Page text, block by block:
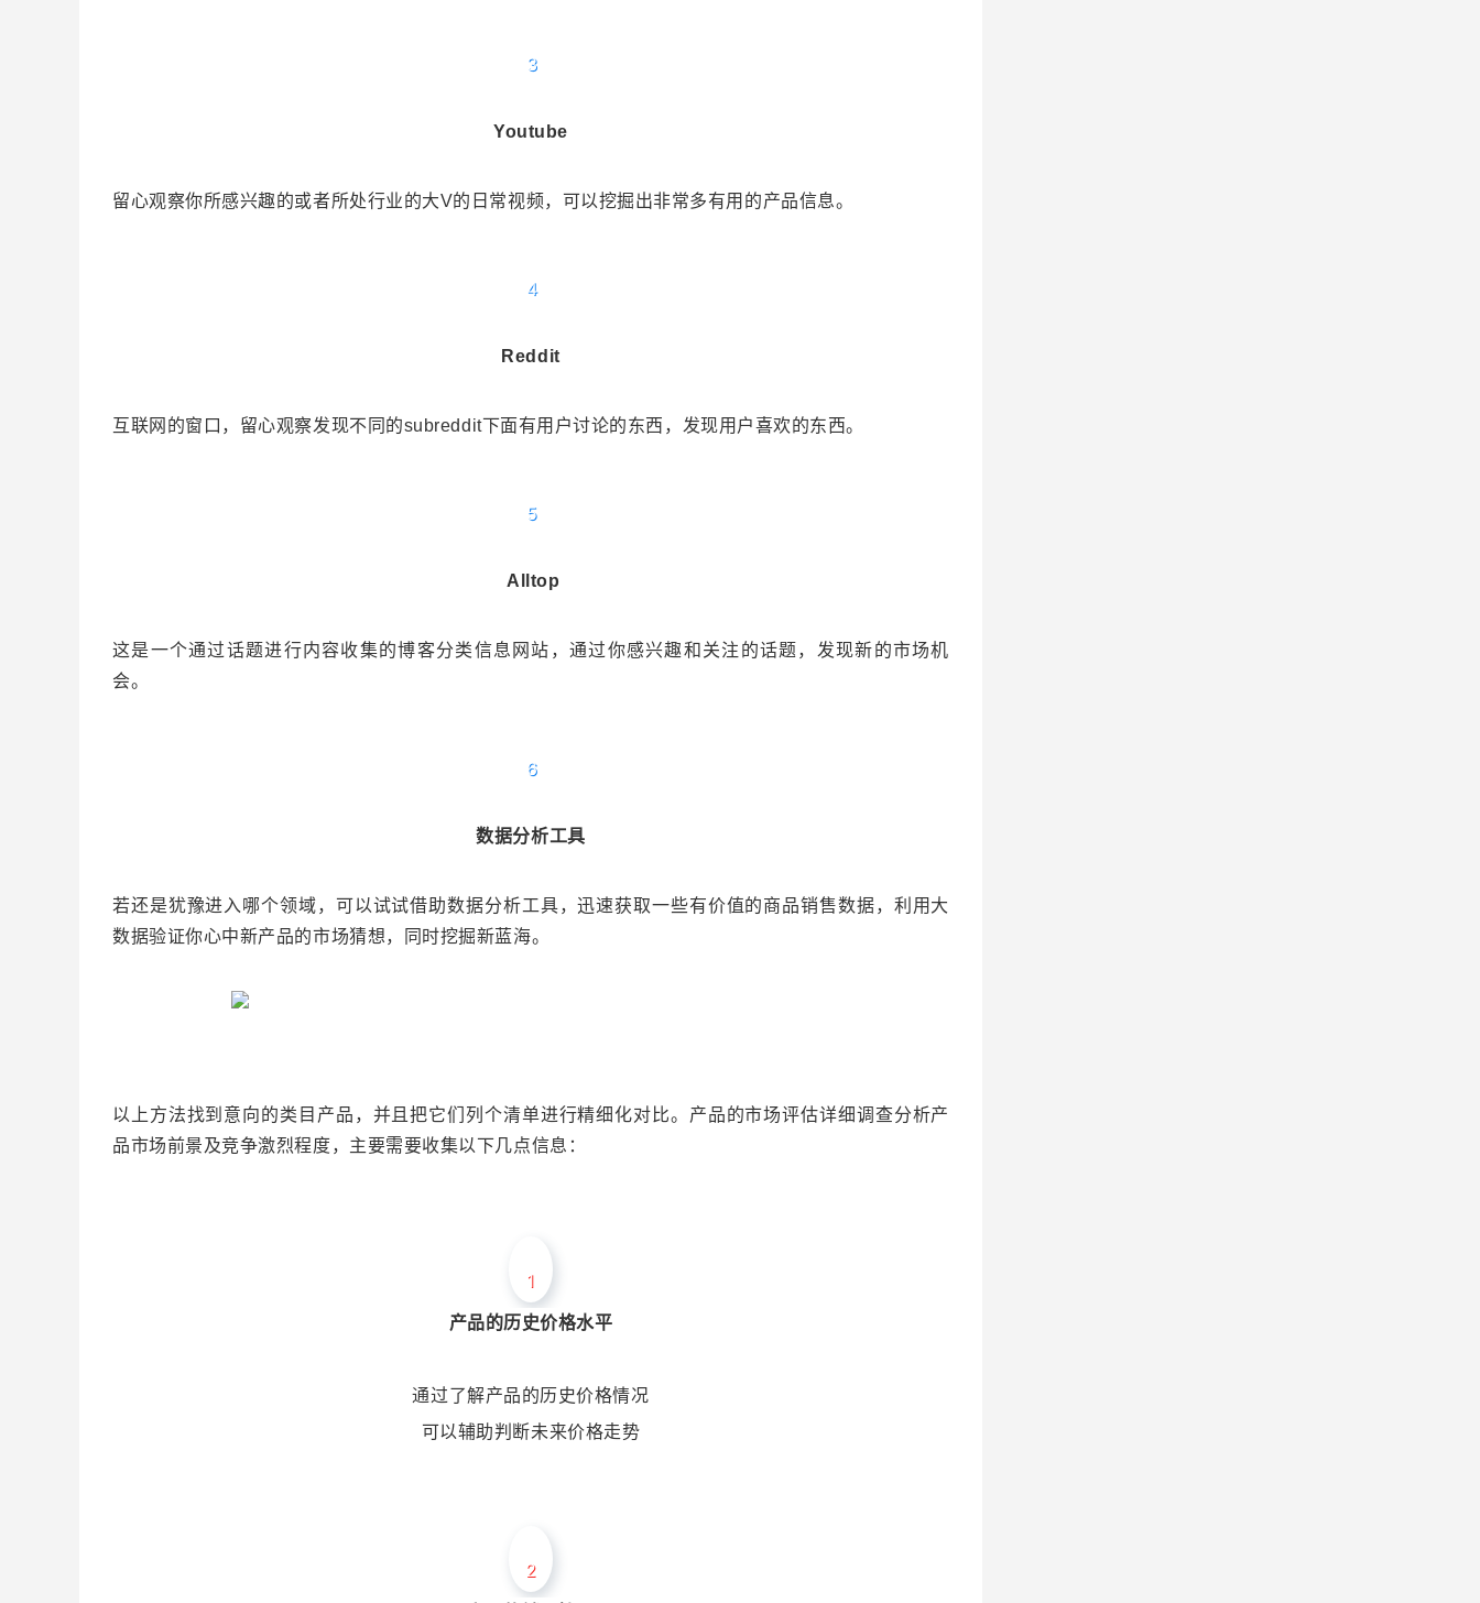
3
Youtube
留心观察你所感兴趣的或者所处行业的大V的日常视频，可以挖掘出非常多有用的产品信息。
4
Reddit
互联网的窗口，留心观察发现不同的subreddit下面有用户讨论的东西，发现用户喜欢的东西。
5
Alltop
这是一个通过话题进行内容收集的博客分类信息网站，通过你感兴趣和关注的话题，发现新的市场机
会。
6
数据分析工具
若还是犹豫进入哪个领域，可以试试借助数据分析工具，迅速获取一些有价值的商品销售数据，利用大
数据验证你心中新产品的市场猜想，同时挖掘新蓝海。
以上方法找到意向的类目产品，并且把它们列个清单进行精细化对比。产品的市场评估详细调查分析产
品市场前景及竞争激烈程度，主要需要收集以下几点信息：
1
产品的历史价格水平
通过了解产品的历史价格情况
可以辅助判断未来价格走势
2